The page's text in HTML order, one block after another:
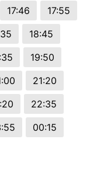
17:46
17:55
18:45
19:50
21:20
22:35
00:15